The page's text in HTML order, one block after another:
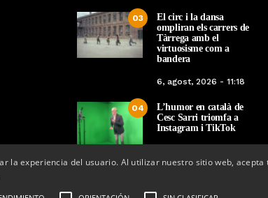
03
El circ i la dansa
ompliran els carrers de
Tàrrega amb el
virtuosisme com a
bandera
6, agost, 2026 - 11:18
04
L’humor en català de
Cesc Sarri triomfa a
Instagram i TikTok
2025 - 08:04
12, maig, 2026 - 09:29
la experiencia del usuario. Al utilizar nuestro sitio web, acepta